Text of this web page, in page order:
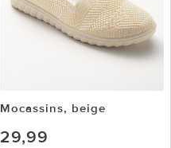
Mocassins, beige
29,99